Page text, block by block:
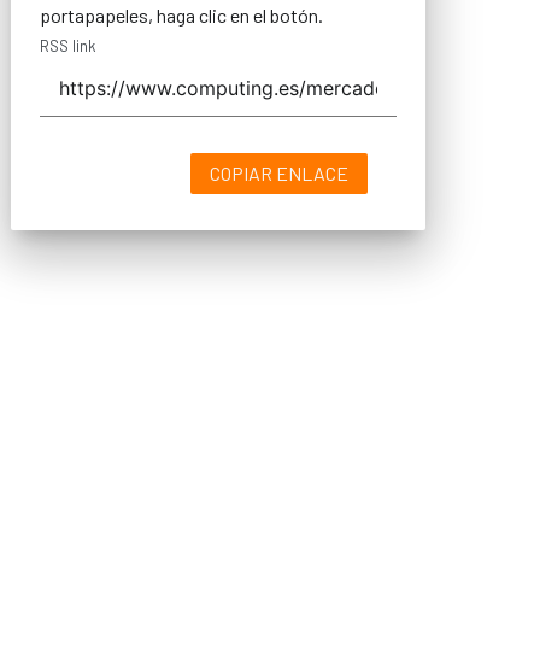
portapapeles, haga clic en el botón.
RSS link
COPIAR ENLACE